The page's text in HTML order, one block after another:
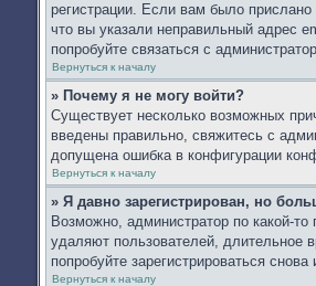
регистрации. Если вам было
что вы указали неправильный адрес
попробуйте связаться с
Вернуться к началу
» Почему я не могу войти?
Существует несколько возможных
введены правильно, свяжитесь с
допущена ошибка в конфигурации
Вернуться к началу
» Я давно зарегистрирован, но
Возможно, администратор по какой-
удаляют пользователей,
попробуйте зарегистрироваться
Вернуться к началу